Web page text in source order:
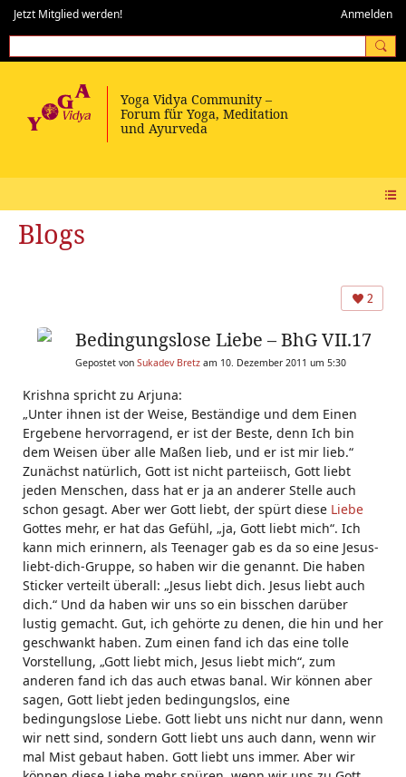
Jetzt Mitglied werden! Anmelden
Blogs
2
Bedingungslose Liebe – BhG VII.17
Gepostet von Sukadev Bretz am 10. Dezember 2011 um 5:30
Krishna spricht zu Arjuna:
„Unter ihnen ist der Weise, Beständige und dem Einen
Ergebene hervorragend, er ist der Beste, denn Ich bin
dem Weisen über alle Maßen lieb, und er ist mir lieb.“
Zunächst natürlich, Gott ist nicht parteiisch, Gott liebt
jeden Menschen, dass hat er ja an anderer Stelle auch
schon gesagt. Aber wer Gott liebt, der spürt diese Liebe
Gottes mehr, er hat das Gefühl, „ja, Gott liebt mich“. Ich
kann mich erinnern, als Teenager gab es da so eine Jesus-
liebt-dich-Gruppe, so haben wir die genannt. Die haben
Sticker verteilt überall: „Jesus liebt dich. Jesus liebt auch
dich.“ Und da haben wir uns so ein bisschen darüber
lustig gemacht. Gut, ich gehörte zu denen, die hin und her
geschwankt haben. Zum einen fand ich das eine tolle
Vorstellung, „Gott liebt mich, Jesus liebt mich“, zum
anderen fand ich das auch etwas banal. Wir können aber
sagen, Gott liebt jeden bedingungslos, eine
bedingungslose Liebe. Gott liebt uns nicht nur dann, wenn
wir nett sind, sondern Gott liebt uns auch dann, wenn wir
mal Mist gebaut haben. Gott liebt uns immer. Aber wir